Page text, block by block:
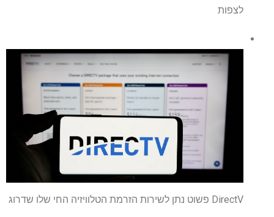
לצפות
DirectV פשוט נתן לשירות הזרמת הטלוויזיה החי שלו שדרוג